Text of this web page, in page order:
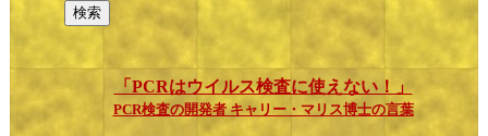
「PCRはウイルス検査に使えない！」
PCR検査の開発者 キャリー・マリス博士の言葉